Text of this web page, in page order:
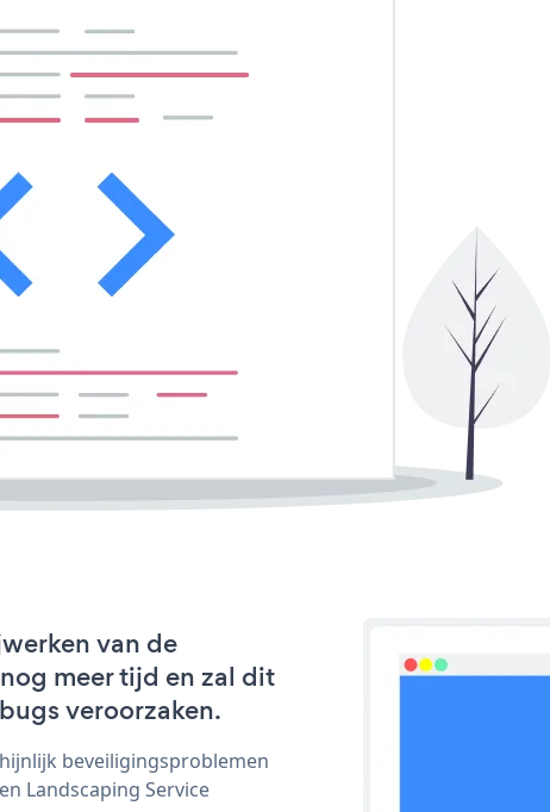
van de
meer tijd en zal dit
veroorzaken.
beveiligingsproblemen
Landscaping Service